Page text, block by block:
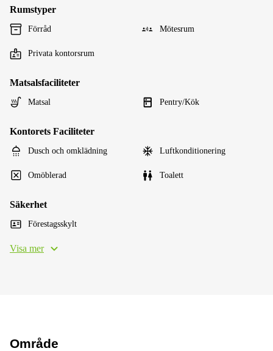
Rumstyper
Förråd Mötesrum
Privata kontorsrum
Matsalsfaciliteter
Matsal Pentry/Kök
Kontorets Faciliteter
Dusch och omklädning Luftkonditionering
Omöblerad Toalett
Säkerhet
Förestagsskylt
Visa mer
Område